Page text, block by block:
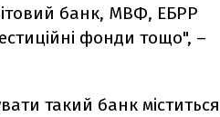
банк, МВФ, ЕБРР
фонди тощо", –
такий банк міститься